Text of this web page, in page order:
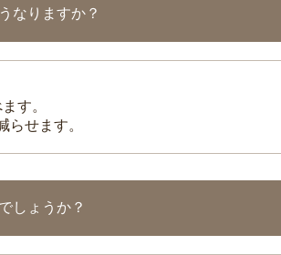
なりますか？
す。
せます。
しょうか？